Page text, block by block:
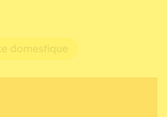
domestique